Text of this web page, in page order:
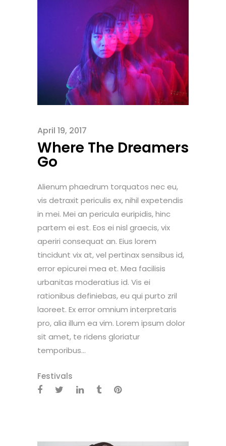
April 19, 2017
Where The Dreamers
Go
Alienum phaedrum torquatos nec eu,
vis detraxit periculis ex, nihil expetendis
in mei. Mei an pericula euripidis, hinc
partem ei est. Eos ei nisl graecis, vix
aperiri consequat an. Eius lorem
tincidunt vix at, vel pertinax sensibus id,
error epicurei mea et. Mea facilisis
urbanitas moderatius id. Vis ei
rationibus definiebas, eu qui purto zril
laoreet. Ex error omnium interpretaris
pro, alia illum ea vim. Lorem ipsum dolor
sit amet, te ridens gloriatur
temporibus...
Festivals